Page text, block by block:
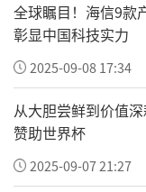
校园专属健康
育主管部门统
宿制校园设立
区、公益物资
日常由校方与
防骗、避险自
全球瞩目！海信9款
彰显中国科技实力
2025-09-08 17:34
从大胆尝鲜到价值
赞助世界杯
2025-09-07 21:27